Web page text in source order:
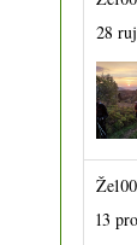
28
13